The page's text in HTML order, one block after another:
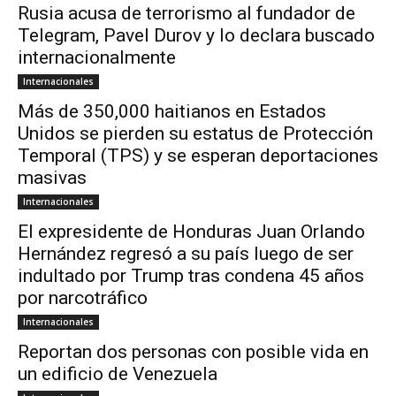
Rusia acusa de terrorismo al fundador de
Telegram, Pavel Durov y lo declara buscado
internacionalmente
Internacionales
Más de 350,000 haitianos en Estados
Unidos se pierden su estatus de Protección
Temporal (TPS) y se esperan deportaciones
masivas
Internacionales
El expresidente de Honduras Juan Orlando
Hernández regresó a su país luego de ser
indultado por Trump tras condena 45 años
por narcotráfico
Internacionales
Reportan dos personas con posible vida en
un edificio de Venezuela